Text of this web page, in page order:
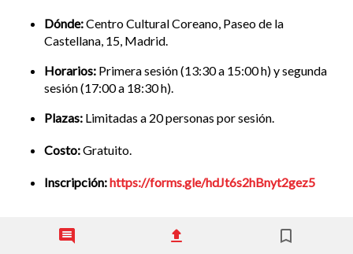
Dónde:Centro Cultural Coreano, Paseo de la
Castellana, 15, Madrid.
Horarios: Primera sesión (13:30 a 15:00 h) y segunda
sesión (17:00 a 18:30 h).
Plazas: Limitadas a 20 personas por sesión.
Costo:Gratuito.
Inscripción:https://forms.gle/hdJt6s2hBnyt2gez5